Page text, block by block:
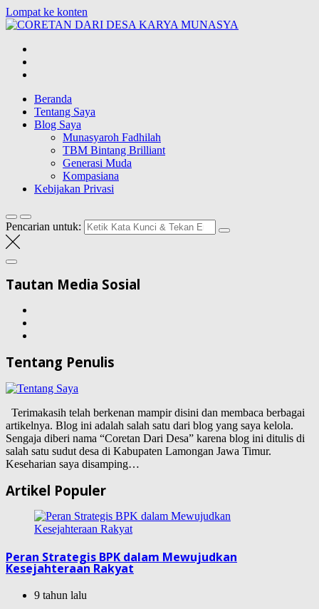
Lompat ke konten
Blog Wong Ndeso yang ingin berbagi berbagai hal di sekitarnya
Beranda
Tentang Saya
Blog Saya
Munasyaroh Fadhilah
TBM Bintang Brilliant
Generasi Muda
Kompasiana
Kebijakan Privasi
Pencarian untuk:
Tautan Media Sosial
Tentang Penulis
Terimakasih telah berkenan mampir disini dan membaca berbagai
artikelnya. Blog ini adalah salah satu dari blog yang saya kelola.
Sengaja diberi nama “Coretan Dari Desa” karena blog ini ditulis di
salah satu sudut desa di Kabupaten Lamongan Jawa Timur.
Keseharian saya disamping…
Artikel Populer
Peran Strategis BPK dalam Mewujudkan
Kesejahteraan Rakyat
9 tahun lalu